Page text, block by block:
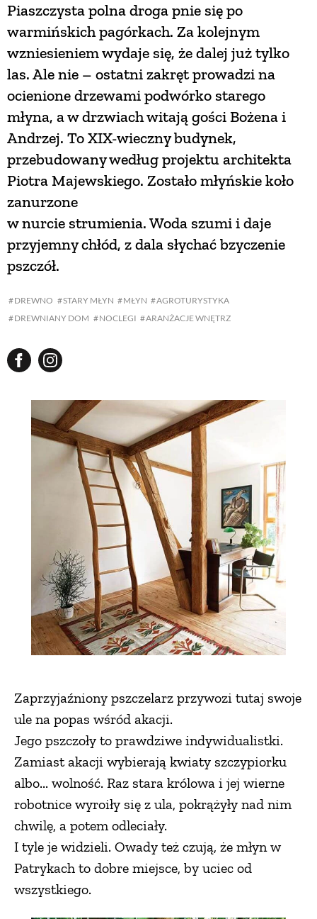
DREWNO STARY MŁYN MŁYN
AGROTURYSTYKA
DREWNIANY DOM
NOCLEGI ARANŻACJE WNĘTRZ
Piaszczysta polna droga pnie się po
warmińskich pagórkach. Za kolejnym
wzniesieniem wydaje się, że dalej już tylko
las. Ale nie – ostatni zakręt prowadzi na
ocienione drzewami podwórko starego
młyna, a w drzwiach witają gości Bożena i
Andrzej. To XIX-wieczny budynek,
przebudowany według projektu architekta
Piotra Majewskiego. Zostało młyńskie koło
zanurzone
w nurcie strumienia. Woda szumi i daje
przyjemny chłód, z dala słychać bzyczenie
pszczół.
Zaprzyjaźniony pszczelarz przywozi tutaj swoje
ule na popas wśród akacji.
Jego pszczoły to prawdziwe indywidualistki.
Zamiast akacji wybierają kwiaty szczypiorku
albo... wolność. Raz stara królowa i jej wierne
robotnice wyroiły się z ula, pokrążyły nad nim
chwilę, a potem odleciały.
I tyle je widzieli. Owady też czują, że młyn w
Patrykach to dobre miejsce, by uciec od
wszystkiego.